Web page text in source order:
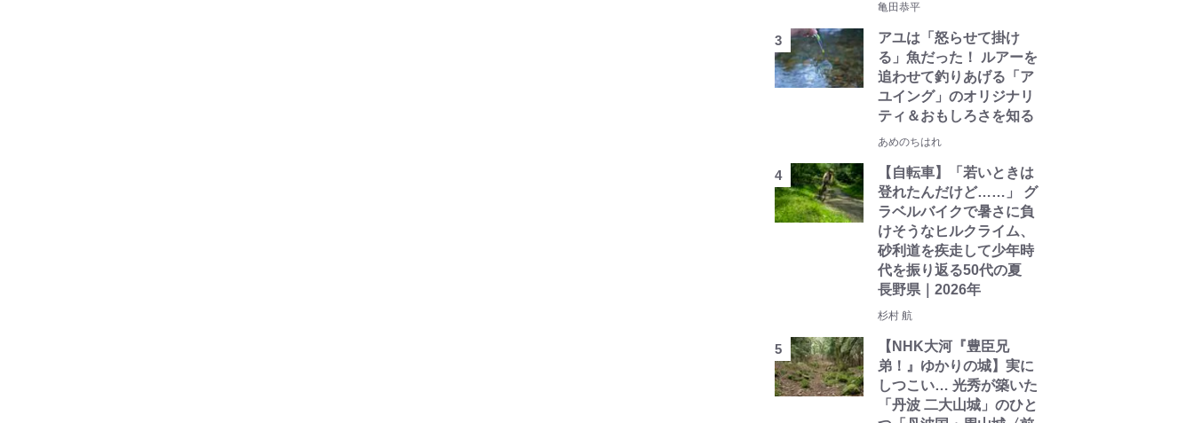
亀田恭平
アユは「怒らせて掛け
る」魚だった！ ルアーを
追わせて釣りあげる「ア
ユイング」のオリジナリ
ティ＆おもしろさを知る
あめのちはれ
【自転車】「若いときは
登れたんだけど……」 グ
ラベルバイクで暑さに負
けそうなヒルクライム、
砂利道を疾走して少年時
代を振り返る50代の夏
長野県｜2026年
杉村 航
【NHK大河『豊臣兄
弟！』ゆかりの城】実に
しつこい… 光秀が築いた
「丹波 二大山城」のひと